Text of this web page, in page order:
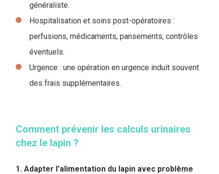
généraliste.
Hospitalisation et soins post-opératoires :
perfusions, médicaments, pansements, contrôles
éventuels.
Urgence : une opération en urgence induit souvent
des frais supplémentaires.
Comment prévenir les calculs urinaires
chez le lapin ?
1. Adapter l’​alimentation du lapin avec problème